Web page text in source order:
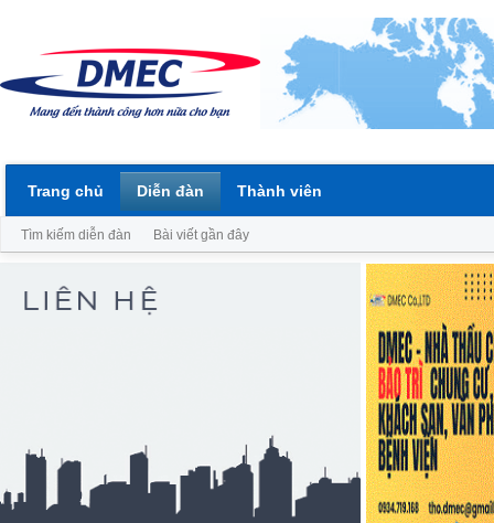
Trang chủ Diễn đàn
Tìm kiếm diễn đàn Bài viết gần đây
Thành viên